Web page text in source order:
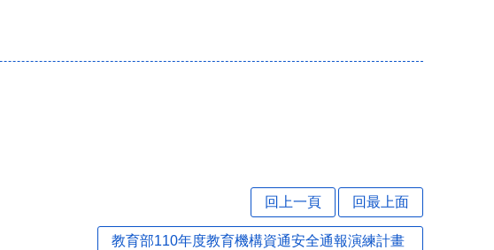
回上一頁 回最上面
教育部110年度教育機構資通安全通報演練計畫